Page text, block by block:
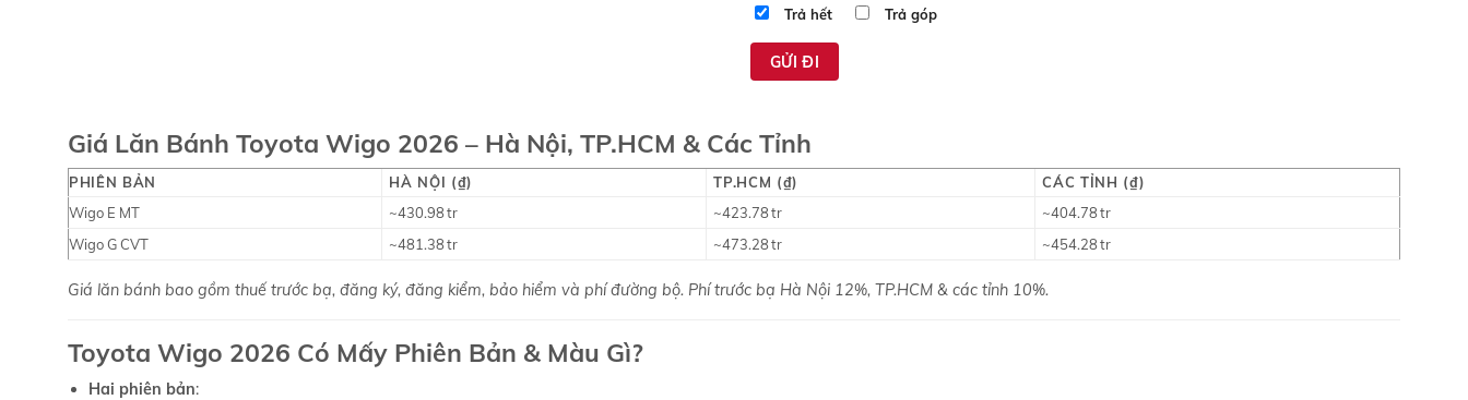
Trả hết Trả góp
Giá Lăn Bánh Toyota Wigo 2026 – Hà Nội, TP.HCM & Các Tỉnh
PHIÊN BẢN HÀ NỘI (₫) TP.HCM (₫)
CÁC TỈNH (₫)
Wigo E MT
~430.98 tr ~423.78 tr
~404.78 tr
Wigo G CVT
~481.38 tr ~473.28 tr ~454.28 tr
Giá lăn bánh bao gồm thuế trước bạ, đăng ký, đăng kiểm, bảo hiểm và phí đường bộ. Phí trước bạ Hà Nội 12%, TP.HCM & các tỉnh 10%.
Toyota Wigo 2026 Có Mấy Phiên Bản & Màu Gì?
Hai phiên bản: